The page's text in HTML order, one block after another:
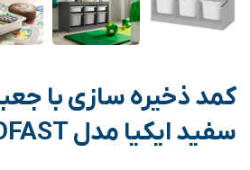
کمد ذخیره سازی با
سفید ایکیا مدل TROFAST